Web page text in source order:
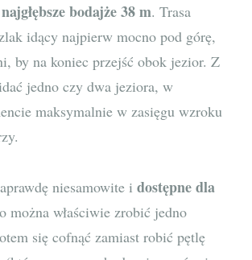
bodajże 38 m. Trasa
idący najpierw mocno pod górę,
by na koniec przejść obok jezior. Z
jedno czy dwa jeziora, w
maksymalnie w zasięgu wzroku
niesamowite idostępne dla
można właściwie zrobić jedno
się cofnąć zamiast robić pętlę